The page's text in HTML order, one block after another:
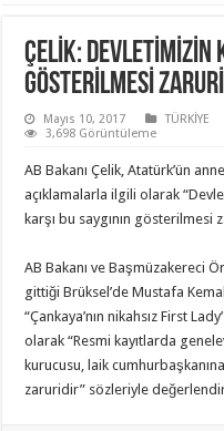
ÇELIK: DEVLETIMIZIN
GÖSTERILMESI
Mayıs 10, 2017 TÜRKİYE
3,698 Görüntüleme
AB Bakanı Çelik, Atatürk’ün
açıklamalarla ilgili olarak
karşı bu saygının gösterilmesi
AB Bakanı ve Başmüzakereci
gittiği Brüksel’de Mustafa
“Çankaya’nın nikahsız First
olarak “Resmi kayıtlarda
kurucusu, laik
zaruridir” sözleriyle